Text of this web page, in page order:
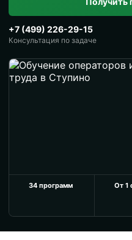
+7 (499) 226-29-15
Консультация по задаче
34 программ От 1